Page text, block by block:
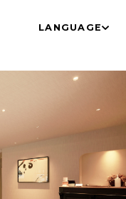
LANGUAGE
新着情報